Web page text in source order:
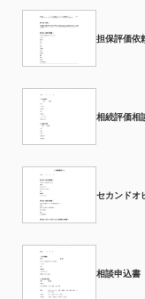
担保評価依
相続評価相
セカンドオ
相談申込書